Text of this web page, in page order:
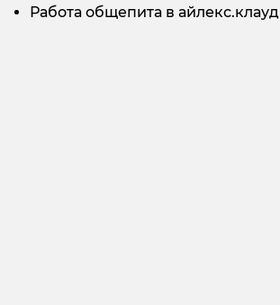
Работа общепита в айлекс.клауд